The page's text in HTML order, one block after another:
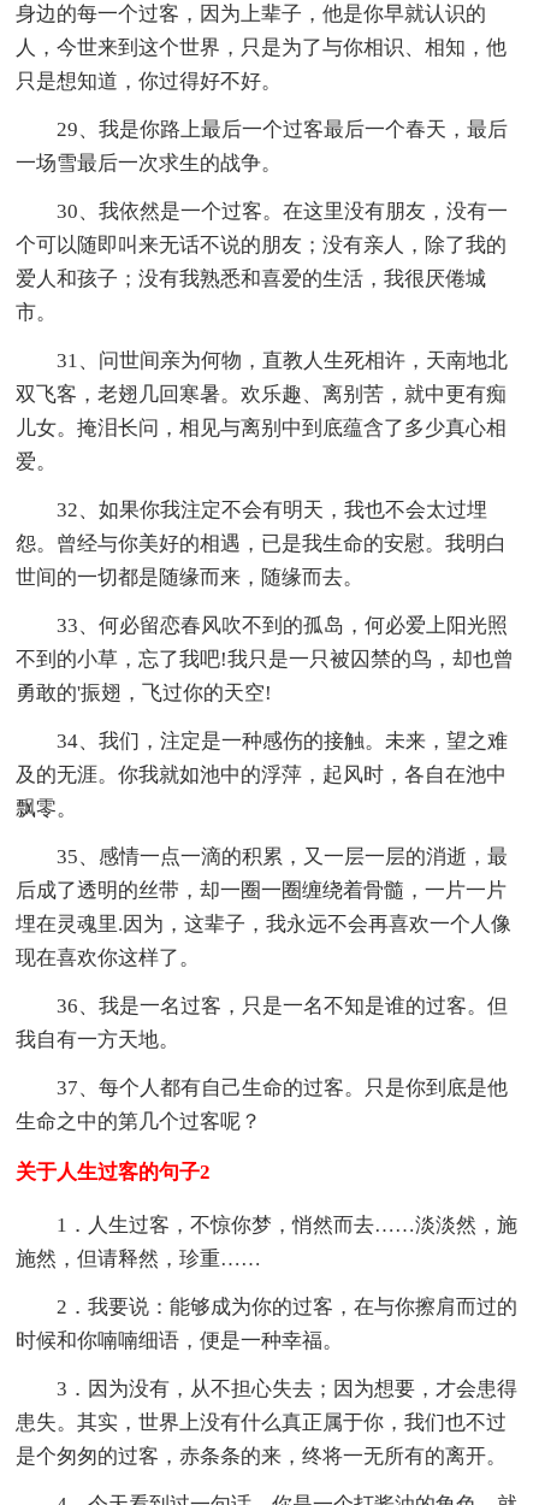
身边的每一个过客，因为上辈子，他是你早就认识的
人，今世来到这个世界，只是为了与你相识、相知，他
只是想知道，你过得好不好。
29、我是你路上最后一个过客最后一个春天，最后
一场雪最后一次求生的战争。
30、我依然是一个过客。在这里没有朋友，没有一
个可以随即叫来无话不说的朋友；没有亲人，除了我的
爱人和孩子；没有我熟悉和喜爱的生活，我很厌倦城
市。
31、问世间亲为何物，直教人生死相许，天南地北
双飞客，老翅几回寒暑。欢乐趣、离别苦，就中更有痴
儿女。掩泪长问，相见与离别中到底蕴含了多少真心相
爱。
32、如果你我注定不会有明天，我也不会太过埋
怨。曾经与你美好的相遇，已是我生命的安慰。我明白
世间的一切都是随缘而来，随缘而去。
33、何必留恋春风吹不到的孤岛，何必爱上阳光照
不到的小草，忘了我吧!我只是一只被囚禁的鸟，却也曾
勇敢的'振翅，飞过你的天空!
34、我们，注定是一种感伤的接触。未来，望之难
及的无涯。你我就如池中的浮萍，起风时，各自在池中
飘零。
35、感情一点一滴的积累，又一层一层的消逝，最
后成了透明的丝带，却一圈一圈缠绕着骨髓，一片一片
埋在灵魂里.因为，这辈子，我永远不会再喜欢一个人像
现在喜欢你这样了。
36、我是一名过客，只是一名不知是谁的过客。但
我自有一方天地。
37、每个人都有自己生命的过客。只是你到底是他
生命之中的第几个过客呢？
关于人生过客的句子2
1．人生过客，不惊你梦，悄然而去……淡淡然，施
施然，但请释然，珍重……
2．我要说：能够成为你的过客，在与你擦肩而过的
时候和你喃喃细语，便是一种幸福。
3．因为没有，从不担心失去；因为想要，才会患得
患失。其实，世界上没有什么真正属于你，我们也不过
是个匆匆的过客，赤条条的来，终将一无所有的离开。